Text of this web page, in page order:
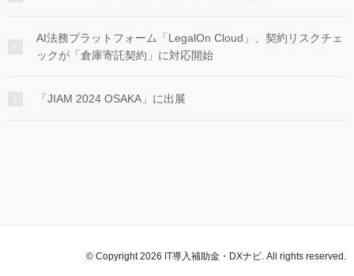
AI法務プラットフォーム「LegalOn Cloud」、契約リスクチェ
ックが「倉庫寄託契約」に対応開始
「JIAM 2024 OSAKA」に出展
© Copyright 2026 IT導入補助金・DXナビ. All rights reserved.